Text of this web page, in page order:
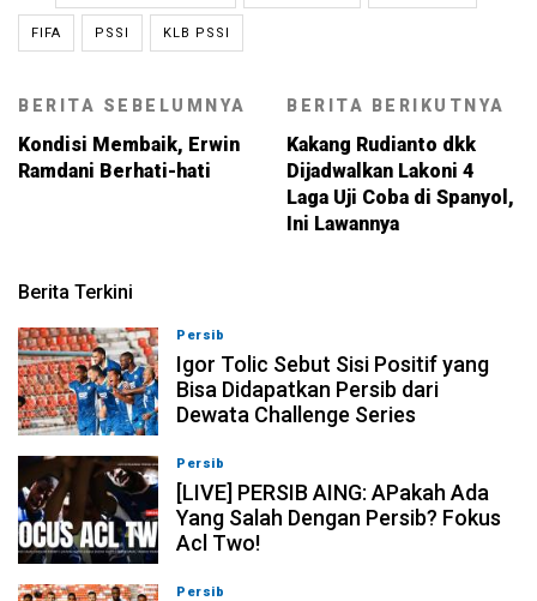
FIFA PSSI KLB PSSI
BERITA SEBELUMNYA
Kondisi Membaik, Erwin
Ramdani Berhati-hati
BERITA BERIKUTNYA
Kakang Rudianto dkk
Dijadwalkan Lakoni 4
Laga Uji Coba di Spanyol,
Ini Lawannya
Berita Terkini
Persib
Igor Tolic Sebut Sisi Positif yang
Bisa Didapatkan Persib dari
Dewata Challenge Series
Persib
[LIVE] PERSIB AING: APakah Ada
Yang Salah Dengan Persib? Fokus
Acl Two!
Persib